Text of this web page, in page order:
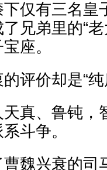
仅有三名皇
兄弟里的“
座。
评价却是“
真、鲁钝，
斗争。
魏兴衰的司